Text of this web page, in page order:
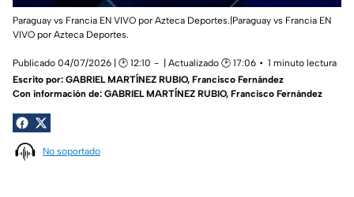
Paraguay vs Francia EN VIVO por Azteca Deportes.|Paraguay vs Francia EN
VIVO por Azteca Deportes.
Publicado 04/07/2026 | 🕑 12:10 | Actualizado 🕑 17:06
1 minuto lectura
Escrito por: GABRIEL MARTÍNEZ RUBIO, Francisco Fernández
Con información de: GABRIEL MARTÍNEZ RUBIO, Francisco Fernández
No soportado